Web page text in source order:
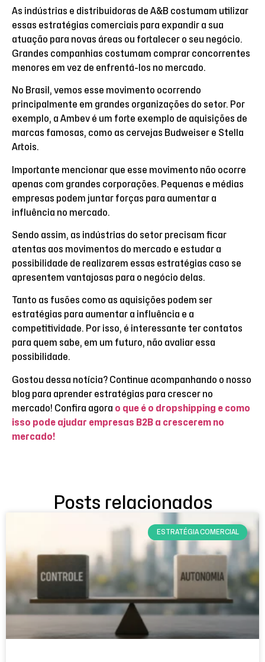
As indústrias e distribuidoras de A&B costumam utilizar
essas estratégias comerciais para expandir a sua
atuação para novas áreas ou fortalecer o seu negócio.
Grandes companhias costumam comprar concorrentes
menores em vez de enfrentá-los no mercado.
No Brasil, vemos esse movimento ocorrendo
principalmente em grandes organizações do setor. Por
exemplo, a Ambev é um forte exemplo de aquisições de
marcas famosas, como as cervejas Budweiser e Stella
Artois.
Importante mencionar que esse movimento não ocorre
apenas com grandes corporações. Pequenas e médias
empresas podem juntar forças para aumentar a
influência no mercado.
Sendo assim, as indústrias do setor precisam ficar
atentas aos movimentos do mercado e estudar a
possibilidade de realizarem essas estratégias caso se
apresentem vantajosas para o negócio delas.
Tanto as fusões como as aquisições podem ser
estratégias para aumentar a influência e a
competitividade. Por isso, é interessante ter contatos
para quem sabe, em um futuro, não avaliar essa
possibilidade.
Gostou dessa notícia? Continue acompanhando o nosso
blog para aprender estratégias para crescer no
mercado! Confira agora o que é o dropshipping e como
isso pode ajudar empresas B2B a crescerem no
mercado!
Posts relacionados
ESTRATÉGIA COMERCIAL